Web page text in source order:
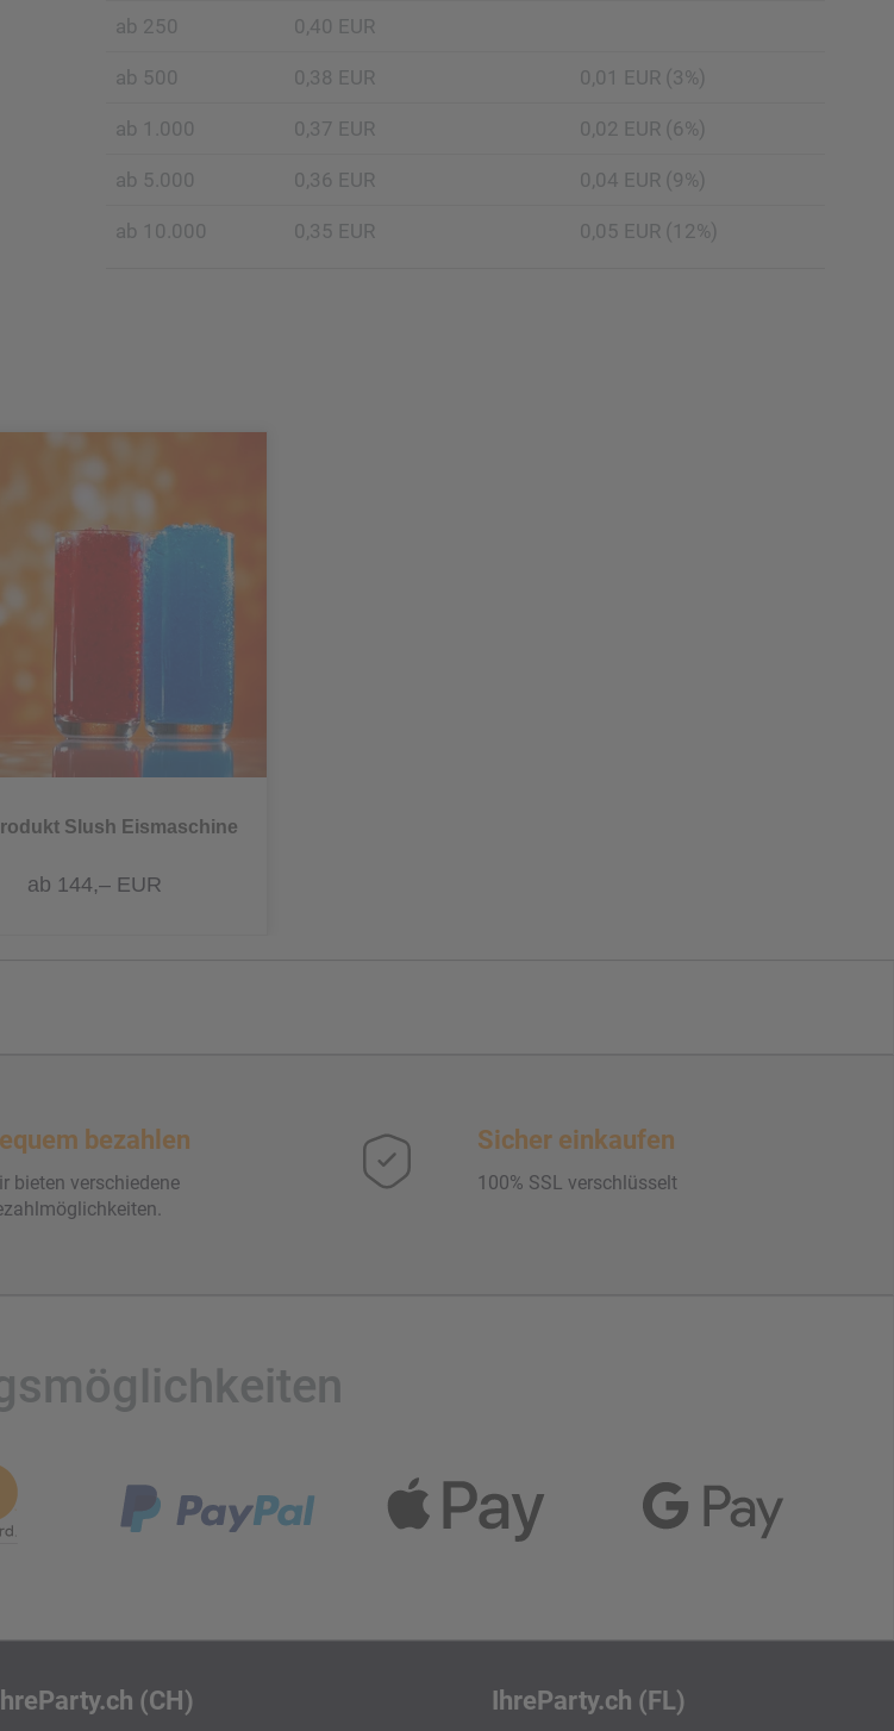
ab 250 0,40 EUR
ab 500 0,38 EUR 0,01 EUR (3%)
ab 1.000 0,37 EUR 0,02 EUR (6%)
ab 5.000 0,36 EUR 0,04 EUR (9%)
ab 10.000 0,35 EUR 0,05 EUR (12%)
Slush Eismaschine
ab 144,– EUR
bezahlen
bieten verschiedene
Sicher einkaufen
100% SSL verschlüsselt
IhreParty.ch (CH) IhreParty.ch (FL)